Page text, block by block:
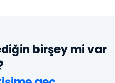
birşey mi var